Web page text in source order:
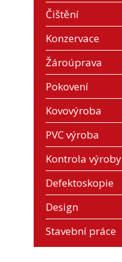
Čištění
Konzervace
Žároúprava
Pokovení
Kovovýroba
PVC výroba
Kontrola výroby
Defektoskopie
Design
Stavební práce